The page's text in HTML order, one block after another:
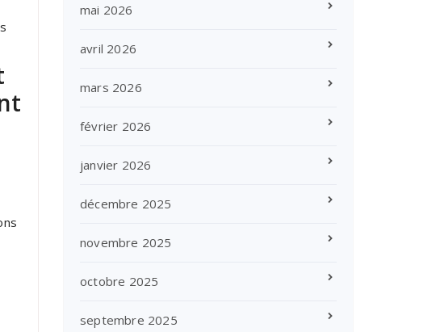
mai 2026
avril 2026
mars 2026
février 2026
janvier 2026
décembre 2025
novembre 2025
octobre 2025
septembre 2025